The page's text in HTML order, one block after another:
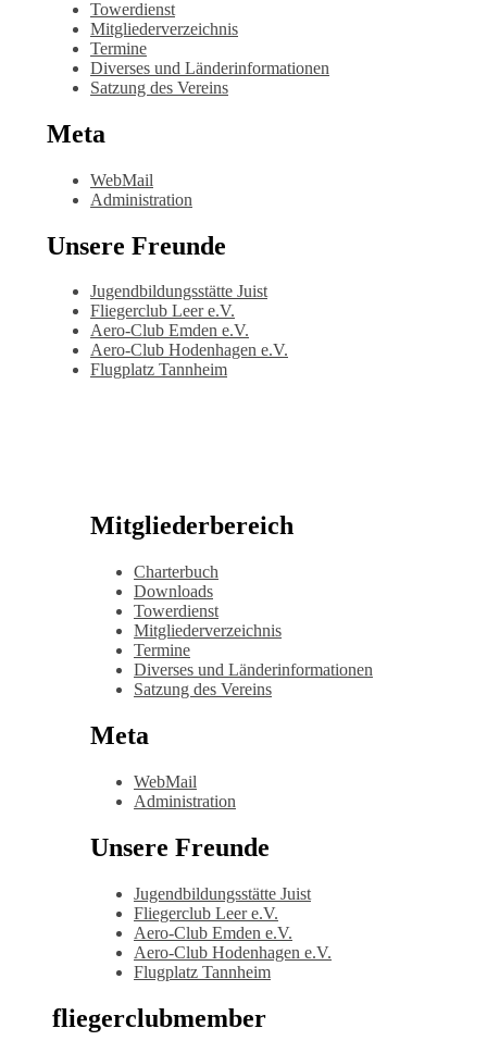
Towerdienst
Mitgliederverzeichnis
Termine
Diverses und Länderinformationen
Satzung des Vereins
Meta
WebMail
Administration
Unsere Freunde
Jugendbildungsstätte Juist
Fliegerclub Leer e.V.
Aero-Club Emden e.V.
Aero-Club Hodenhagen e.V.
Flugplatz Tannheim
Mitgliederbereich
Charterbuch
Downloads
Towerdienst
Mitgliederverzeichnis
Termine
Diverses und Länderinformationen
Satzung des Vereins
Meta
WebMail
Administration
Unsere Freunde
Jugendbildungsstätte Juist
Fliegerclub Leer e.V.
Aero-Club Emden e.V.
Aero-Club Hodenhagen e.V.
Flugplatz Tannheim
fliegerclubmember